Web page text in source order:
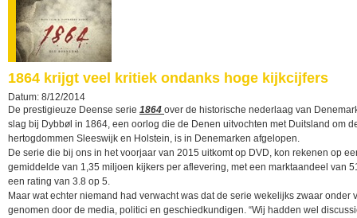
1864 krijgt veel kritiek ondanks hoge kijkcijfers
Datum: 8/12/2014
De prestigieuze Deense serie 1864 over de historische nederlaag van
slag bij Dybbøl in 1864, een oorlog die de Denen uitvochten met Duitsland om
hertogdommen Sleeswijk en Holstein, is in Denemarken afgelopen.
De serie die bij ons in het voorjaar van 2015 uitkomt op DVD, kon rekenen op
gemiddelde van 1,35 miljoen kijkers per aflevering, met een marktaandeel van
een rating van 3.8 op 5.
Maar wat echter niemand had verwacht was dat de serie wekelijks zwaar onder
genomen door de media, politici en geschiedkundigen. “Wij hadden wel